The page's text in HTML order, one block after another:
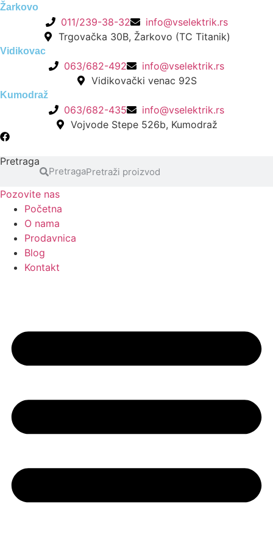
Skočite
Žarkovo
011/239-38-32
info@vselektrik.rs
Trgovačka 30B, Žarkovo (TC Titanik)
Vidikovac
063/682-492
info@vselektrik.rs
Vidikovački venac 92S
Kumodraž
063/682-435
info@vselektrik.rs
Vojvode Stepe 526b, Kumodraž
Pretraga
Pretraga
Pozovite nas
Početna
O nama
Prodavnica
Blog
Kontakt